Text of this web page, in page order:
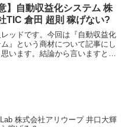
く表示販売会社ソフト株式会社責
嵐真也所在地...
】自動収益化システム 株
TIC 倉田 超則 稼げない?
ッドです。今回は『自動収益化
』という商材について記事にし
います。結論から言いますとお
株式会社アリウープ 井口大輝